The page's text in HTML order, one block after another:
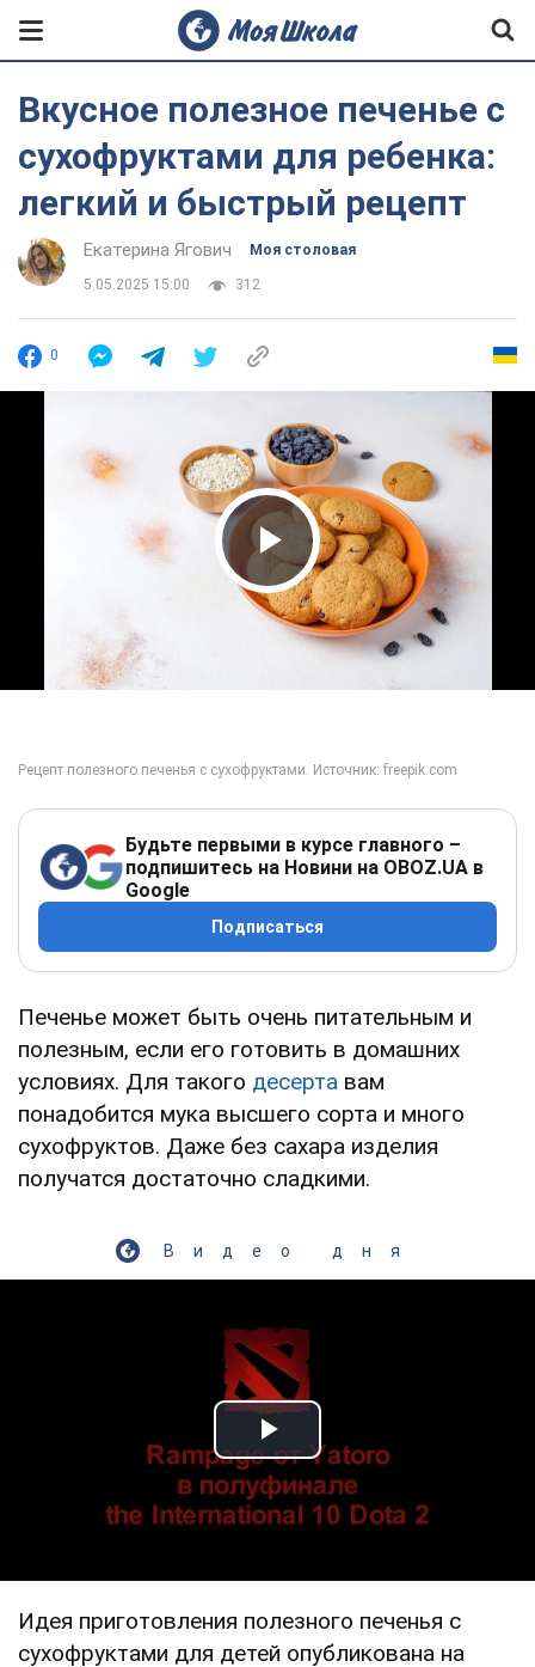
Вкусное полезное печенье с
сухофруктами для ребенка:
легкий и быстрый рецепт
Екатерина Ягович Моя столовая
5.05.2025 15:00 312
0
Play Video
Будьте первыми в курсе главного –
подпишитесь на Новини на OBOZ.UA в
Google
Подписаться
Печенье может быть очень питательным и
полезным, если его готовить в домашних
условиях. Для такого десерта вам
понадобится мука высшего сорта и много
сухофруктов. Даже без сахара изделия
получатся достаточно сладкими.
Видео дня
Play Video
Идея приготовления полезного печенья с
сухофруктами для детей опубликована на